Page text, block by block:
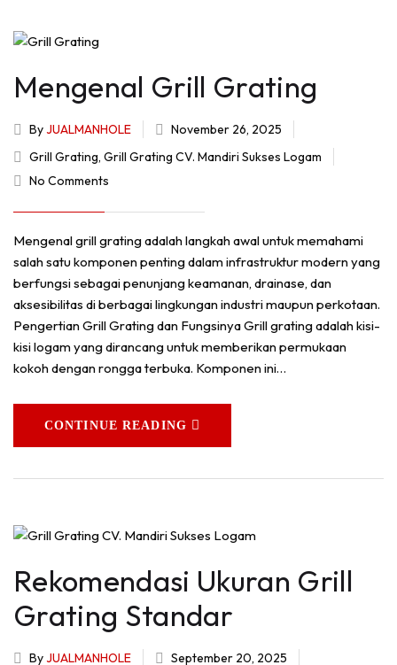
Mengenal Grill Grating
ByJUALMANHOLE
November 26, 2025
Grill Grating, Grill Grating CV. Mandiri Sukses Logam
No Comments
Mengenal grill grating adalah langkah awal untuk memahami
salah satu komponen penting dalam infrastruktur modern yang
berfungsi sebagai penunjang keamanan, drainase, dan
aksesibilitas di berbagai lingkungan industri maupun perkotaan.
Pengertian Grill Grating dan Fungsinya Grill grating adalah kisi-
kisi logam yang dirancang untuk memberikan permukaan
kokoh dengan rongga terbuka. Komponen ini…
CONTINUE READING
Rekomendasi Ukuran Grill
Grating Standar
ByJUALMANHOLE
September 20, 2025